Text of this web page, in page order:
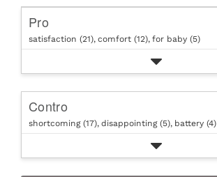
Pro
satisfaction (21), comfort (12), for baby (5)
Contro
shortcoming (17), disappointing (5), battery (4)